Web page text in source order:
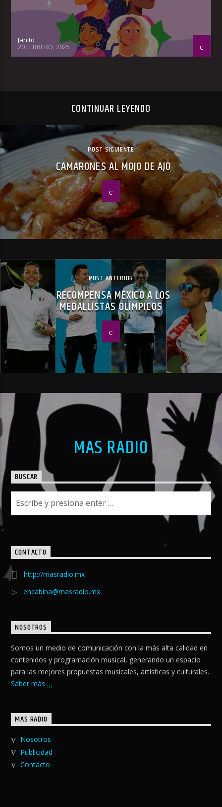
Janito
20 FEBRERO, 2025
CONTINUAR LEYENDO
POST SIGUIENTE
CAMARONES AL MOJO DE AJO
POST ANTERIOR
RECOMPENSA MÉXICO A LOS
MEDALLISTAS OLÍMPICOS
MAS RADIO
BUSCAR
CONTACTO
http://masradio.mx
encabina@masradio.mx
NOSOTROS
Somos un medio de comunicación con la más alta calidad en
contenidos y programación musical, generando un espacio
para las mejores propuestas musicales, artísticas y culturales.
Saber más
MAS RADIO
Nosotros
Publicidad
Contacto